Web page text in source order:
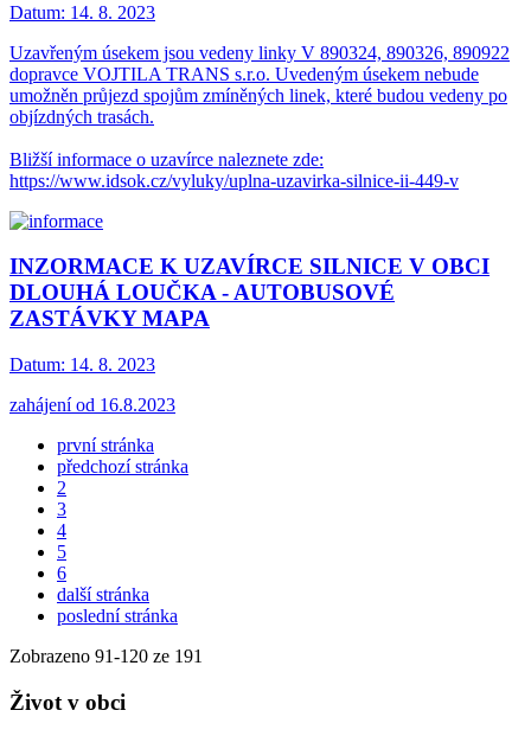
Datum: 14. 8. 2023
Uzavřeným úsekem jsou vedeny linky V 890324, 890326, 890922
dopravce VOJTILA TRANS s.r.o. Uvedeným úsekem nebude
umožněn průjezd spojům zmíněných linek, které budou vedeny po
objízdných trasách.
Bližší informace o uzavírce naleznete zde:
https://www.idsok.cz/vyluky/uplna-uzavirka-silnice-ii-449-v
INZORMACE K UZAVÍRCE SILNICE V OBCI
DLOUHÁ LOUČKA - AUTOBUSOVÉ
ZASTÁVKY MAPA
Datum: 14. 8. 2023
zahájení od 16.8.2023
první stránka
předchozí stránka
2
3
4
5
6
další stránka
poslední stránka
Zobrazeno 91-120 ze 191
Život v obci